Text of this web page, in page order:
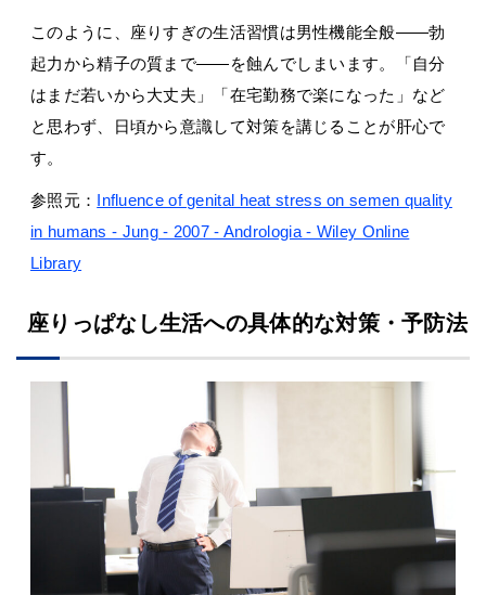
このように、座りすぎの生活習慣は男性機能全般――勃
起力から精子の質まで――を蝕んでしまいます。「自分
はまだ若いから大丈夫」「在宅勤務で楽になった」など
と思わず、日頃から意識して対策を講じることが肝心で
す。
参照元： Influence of genital heat stress on semen quality
in humans - Jung - 2007 - Andrologia - Wiley Online
Library
座りっぱなし生活への具体的な対策・予防法